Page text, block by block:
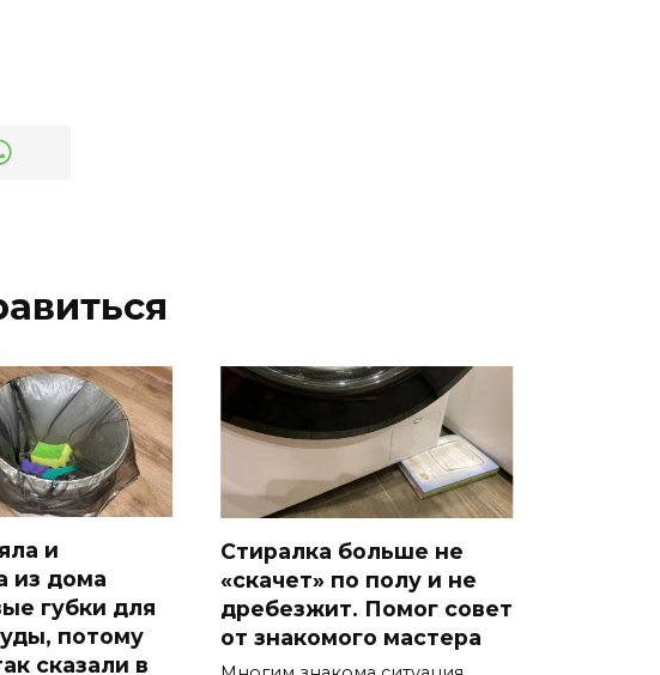
и
из дома
губки для
потому
сказали в
Стиралка больше не
«скачет» по полу и не
дребезжит. Помог совет
от знакомого мастера